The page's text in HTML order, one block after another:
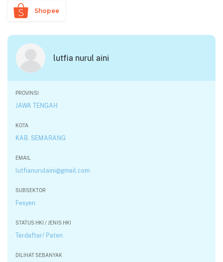
Shopee
lutfia nurul aini
PROVINSI
JAWA TENGAH
KOTA
KAB. SEMARANG
EMAIL
lutfianurulaini@gmail.com
SUBSEKTOR
Fesyen
STATUS HKI / JENIS HKI
Terdaftar/ Paten
DILIHAT SEBANYAK